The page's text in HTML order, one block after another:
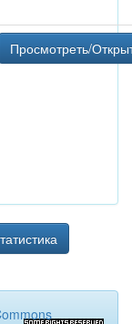
Просмотреть/